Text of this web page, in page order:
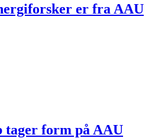
er fra AAU
form på AAU